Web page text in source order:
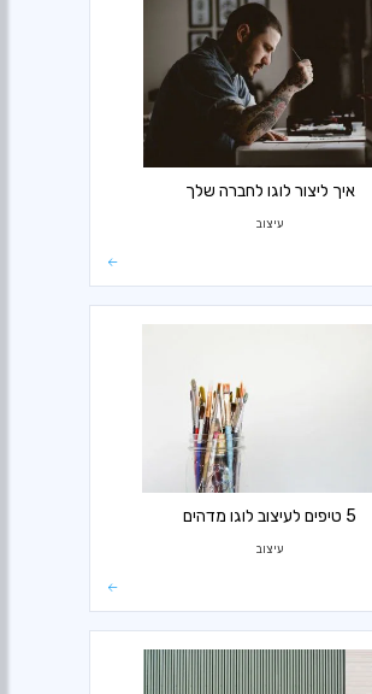
איך ליצור לוגו לחברה שלך
עיצוב
5 טיפים לעיצוב לוגו מדהים
עיצוב